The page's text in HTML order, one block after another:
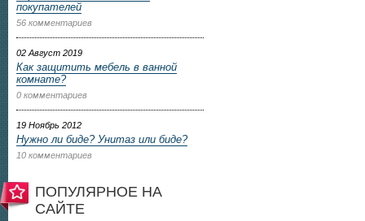
покупателей
56 комментариев
02 Август 2019
Как защитить мебель в ванной
комнате?
0 комментариев
19 Ноябрь 2012
Нужно ли биде? Унитаз или биде?
10 комментариев
ПОПУЛЯРНОЕ НА
САЙТЕ